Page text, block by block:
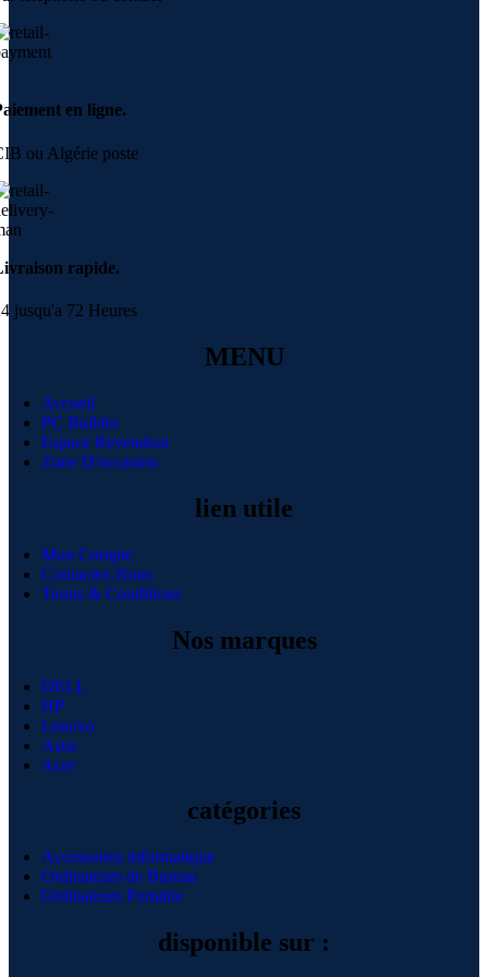
en ligne.
ou Algérie poste
rapide.
jusqu'a 72 Heures
MENU
Accueil
PC Builder
Espace Revendeur
Zone D'occasion
lien utile
Mon Compte
Contactez-Nous
Terms & Conditions
Nos marques
DELL
HP
Lenovo
Asus
Acer
catégories
Accessoires informatique
Ordinateurs de Bureau
Ordinateurs Portable
disponible sur :